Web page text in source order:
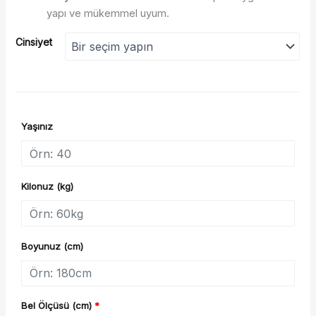
yapı ve mükemmel uyum.
Cinsiyet
Yaşınız
Kilonuz (kg)
Boyunuz (cm)
Bel Ölçüsü (cm) *